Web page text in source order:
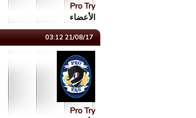
Pro Try
الأعضاء
21/08/17 03:12
Pro Try